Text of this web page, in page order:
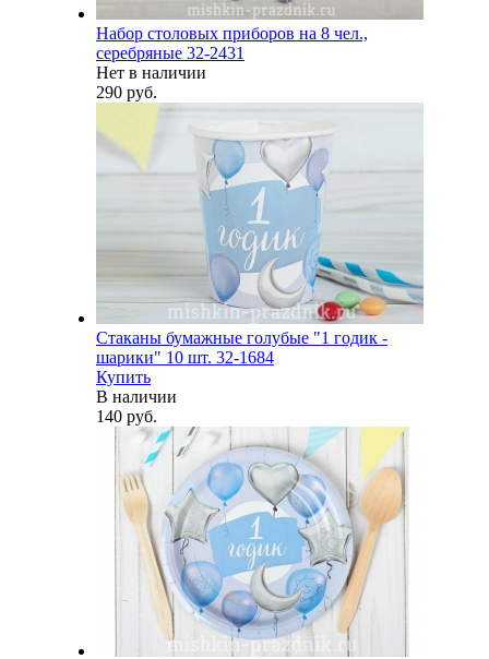
Набор столовых приборов на 8 чел.,
серебряные 32-2431
Нет в наличии
290 руб.
Стаканы бумажные голубые "1 годик -
шарики" 10 шт. 32-1684
Купить
В наличии
140 руб.